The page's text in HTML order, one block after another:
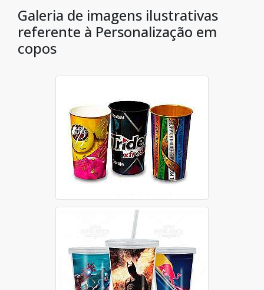
Galeria de imagens ilustrativas
referente à Personalização em
copos